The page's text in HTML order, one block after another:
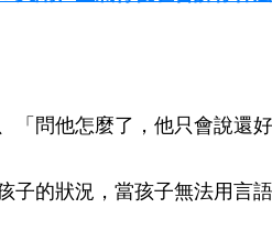
「問他怎麼了，他只會說還
子的狀況，當孩子無法用言